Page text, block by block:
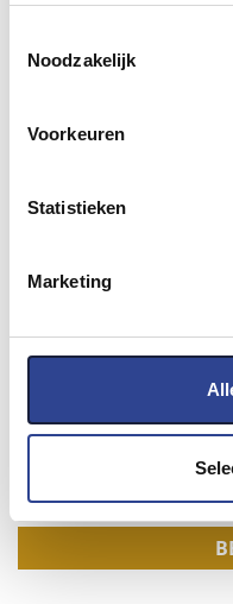
Noodzakelijk
Voorkeuren
Statistieken
Marketing
Cyaan inkt cartridge
De inktcartridge Cyaan
is geschikt voor de
Epson
€140,00